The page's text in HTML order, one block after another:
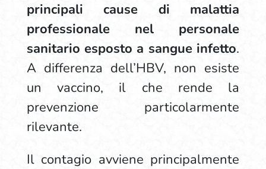
principali cause di malattia
professionale nel personale
sanitario esposto a sangue infetto.
A differenza dell’HBV, non esiste
un vaccino, il che rende la
prevenzione particolarmente
rilevante.
Il contagio avviene principalmente